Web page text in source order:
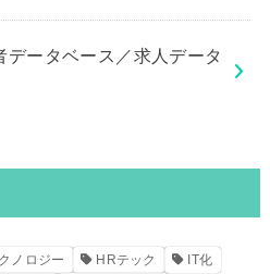
データベース／求人データ
ノロジー HRテック IT化